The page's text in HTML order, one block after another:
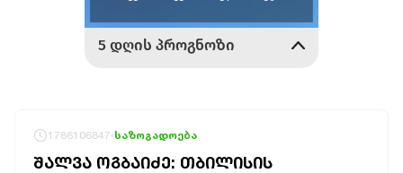
1786106847 საზოგადოება
ᲨᲐᲚᲕᲐ ᲝᲒᲑᲐᲘᲫᲔ: ᲗᲑᲘᲚᲘᲡᲘᲡ